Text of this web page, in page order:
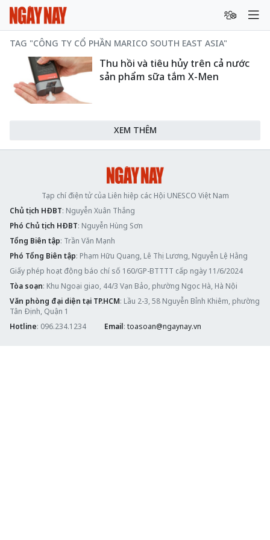
TAG "CÔNG TY CỔ PHẦN MARICO SOUTH EAST ASIA"
Thu hồi và tiêu hủy trên cả nước
sản phẩm sữa tắm X-Men
XEM THÊM
Tạp chí điện tử của Liên hiệp các Hội UNESCO Việt Nam
Chủ tịch HĐBT: Nguyễn Xuân Thắng
Phó Chủ tịch HĐBT: Nguyễn Hùng Sơn
Tổng Biên tập: Trần Văn Mạnh
Phó Tổng Biên tập: Phạm Hữu Quang, Lê Thị Lương, Nguyễn Lệ Hằng
Giấy phép hoạt động báo chí số 160/GP-BTTTT cấp ngày 11/6/2024
Tòa soạn: Khu Ngoại giao, 44/3 Vạn Bảo, phường Ngọc Hà, Hà Nội
Văn phòng đại diện tại TP.HCM: Lầu 2-3, 58 Nguyễn Bỉnh Khiêm, phường
Tân Định, Quận 1
Hotline: 096.234.1234 Email: toasoan@ngaynay.vn